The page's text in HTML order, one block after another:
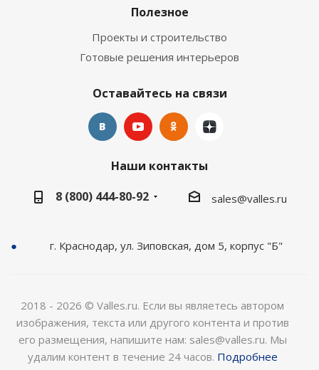
Полезное
Проекты и строительство
Готовые решения интерьеров
Оставайтесь на связи
Наши контакты
8 (800) 444-80-92
sales@valles.ru
г. Краснодар, ул. Зиповская, дом 5, корпус "Б"
2018 - 2026 © Valles.ru. Если вы являетесь автором
изображения, текста или другого контента и против
его размещения, напишите нам: sales@valles.ru. Мы
удалим контент в течение 24 часов. Подробнее